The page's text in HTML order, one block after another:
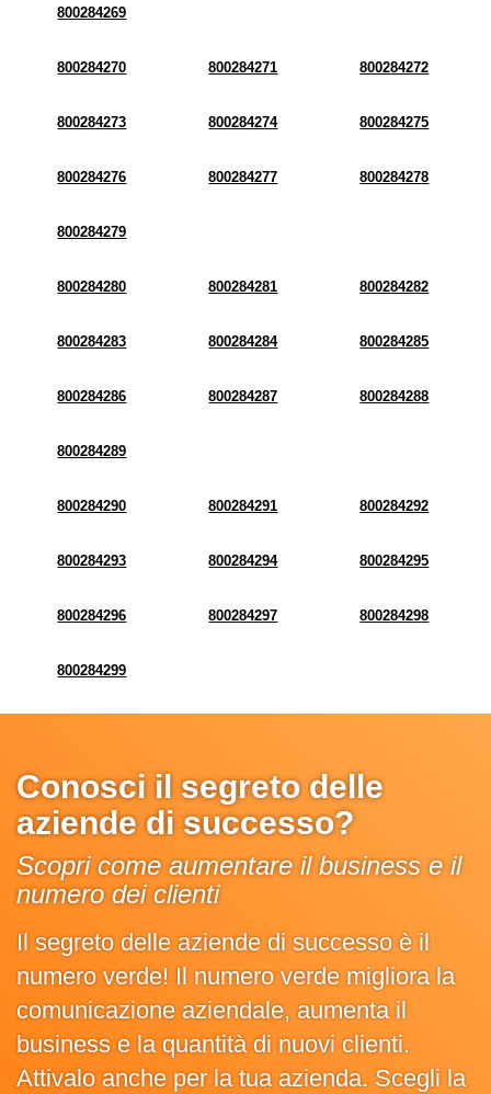
800284269
800284270 800284271 800284272
800284273 800284274 800284275
800284276 800284277 800284278
800284279
800284280 800284281 800284282
800284283 800284284 800284285
800284286 800284287 800284288
800284289
800284290 800284291 800284292
800284293 800284294 800284295
800284296 800284297 800284298
800284299
Conosci il segreto delle
aziende di successo?
Scopri come aumentare il business e il
numero dei clienti
Il segreto delle aziende di successo è il
numero verde! Il numero verde migliora la
comunicazione aziendale, aumenta il
business e la quantità di nuovi clienti.
Attivalo anche per la tua azienda. Scegli la